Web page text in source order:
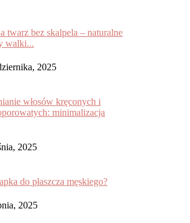
twarz bez skalpela – naturalne
walki...
2025
włosów kręconych i
minimalizacja
2025
do płaszcza męskiego?
2025